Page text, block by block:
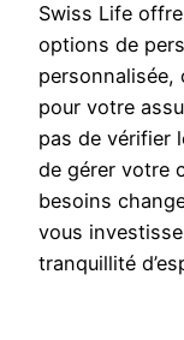
Swiss Life
options de
personnalisée,
pour votre
pas de vérifier
de gérer votre
besoins
vous
tranquillité